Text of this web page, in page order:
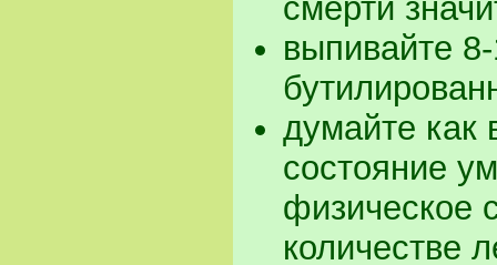
смерти
выпивайте
думайте как
состояние
физическое
количестве